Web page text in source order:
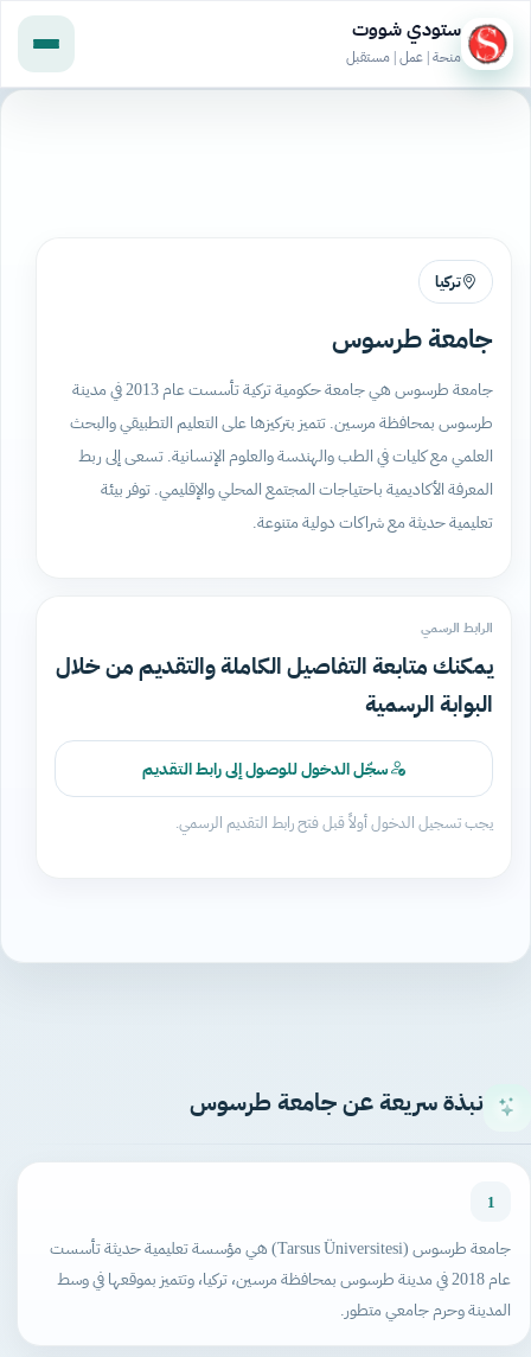
ستودي شووت
منحة | عمل | مستقبل
تركيا
جامعة طرسوس
جامعة طرسوس هي جامعة حكومية تركية تأسست عام 2013 في مدينة
طرسوس بمحافظة مرسين. تتميز بتركيزها على التعليم التطبيقي والبحث
العلمي مع كليات في الطب والهندسة والعلوم الإنسانية. تسعى إلى ربط
المعرفة الأكاديمية باحتياجات المجتمع المحلي والإقليمي. توفر بيئة
تعليمية حديثة مع شراكات دولية متنوعة.
الرابط الرسمي
يمكنك متابعة التفاصيل الكاملة والتقديم من خلال
البوابة الرسمية
سجّل الدخول للوصول إلى رابط التقديم
يجب تسجيل الدخول أولاً قبل فتح رابط التقديم الرسمي.
نبذة سريعة عن جامعة طرسوس
1
جامعة طرسوس (Tarsus Üniversitesi) هي مؤسسة تعليمية حديثة تأسست
عام 2018 في مدينة طرسوس بمحافظة مرسين، تركيا، وتتميز بموقعها في وسط
المدينة وحرم جامعي متطور.